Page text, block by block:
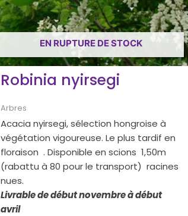
EN RUPTURE DE STOCK
Robinia nyirsegi
Arbres
Acacia nyirsegi, sélection hongroise à
végétation vigoureuse. Le plus tardif en
floraison . Disponible en scions 1,50m
(rabattu à 80 pour le transport) racines
nues.
Livrable de début novembre à début
avril